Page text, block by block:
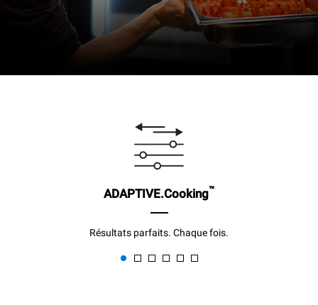
ADAPTIVE.Cooking™
Résultats parfaits. Chaque fois.